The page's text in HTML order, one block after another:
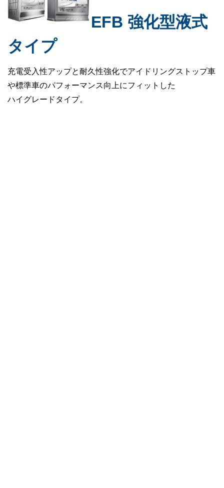
EFB 強化型液式
タイプ
充電受入性アップと耐久性強化でアイドリングストップ車
や標準車のパフォーマンス向上にフィットした
ハイグレードタイプ。